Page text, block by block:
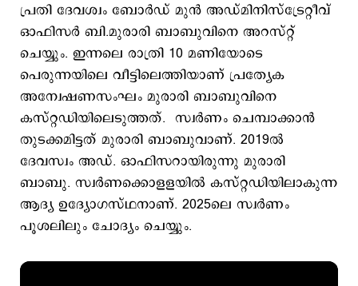
പ്രതി ദേവശ്വം ബോര്‍ഡ് മുന്‍ അഡ്മിനിസ്ട്രേറ്റീവ്
ഓഫിസര്‍ ബി.മുരാരി ബാബുവിനെ അറസ്റ്റ്
ചെയ്യും. ഇന്നലെ രാത്രി 10 മണിയോടെ
പെരുന്നയിലെ വീട്ടിലെത്തിയാണ് പ്രത്യേക
അന്വേഷണസംഘം മുരാരി ബാബുവിനെ
കസ്റ്റഡിയിലെടുത്തത്. സ്വര്‍ണം ചെമ്പാക്കാന്‍
തുടക്കമിട്ടത് മുരാരി ബാബുവാണ്. 2019ല്‍
ദേവസ്വം അഡ്. ഓഫിസറായിരുന്നു മുരാരി
ബാബു. സ്വര്‍ണക്കൊളളയില്‍ കസ്റ്റഡിയിലാകുന്ന
ആദ്യ ഉദ്യോഗസ്ഥനാണ്. 2025ലെ സ്വര്‍ണം
പൂശലിലും ചോദ്യം ചെയ്യും.